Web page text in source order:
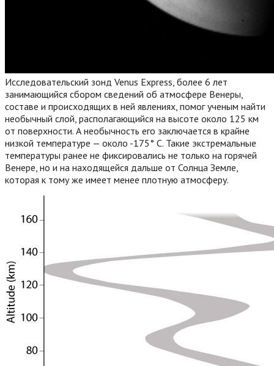
Исследовательский зонд Venus Express, более 6 лет
занимающийся сбором сведений об атмосфере Венеры,
составе и происходящих в ней явлениях, помог ученым найти
необычный слой, располагающийся на высоте около 125 км
от поверхности. А необычность его заключается в крайне
низкой температуре — около -175° С. Такие экстремальные
температуры ранее не фиксировались не только на горячей
Венере, но и на находящейся дальше от Солнца Земле,
которая к тому же имеет менее плотную атмосферу.